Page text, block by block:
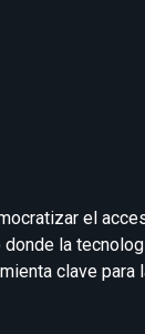
el
la
clave